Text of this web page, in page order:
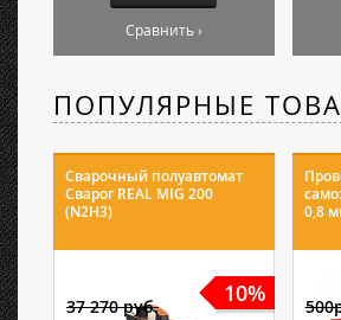
Сравнить ›
ПОПУЛЯРНЫЕ
Сварочный полуавтомат
Сварог REAL MIG 200
(N2H3)
10%
37 270 руб.
0,8